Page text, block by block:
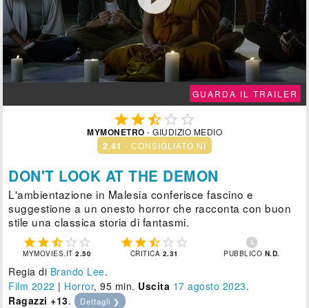
GUARDA IL TRAILER
  
MYMONETRO - GIUDIZIO MEDIO
2.41 - CONSIGLIATO NÌ
DON'T LOOK AT THE DEMON
L'ambientazione in Malesia conferisce fascino e
suggestione a un onesto horror che racconta con buon
stile una classica storia di fantasmi.
    
MYMOVIES.IT2.50
    
CRITICA 2.31

PUBBLICO N.D.
Regia di Brando Lee.
Film 2022 | Horror, 95 min. Uscita 17 agosto 2023.
Ragazzi +13. Dettagli ❯